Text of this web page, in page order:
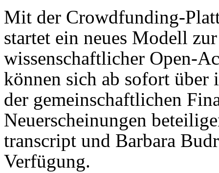
Mit der Crowdfunding-
startet ein neues Modell
wissenschaftlicher Open-
können sich ab sofort über
der gemeinschaftlichen
Neuerscheinungen
transcript und Barbara
Verfügung.